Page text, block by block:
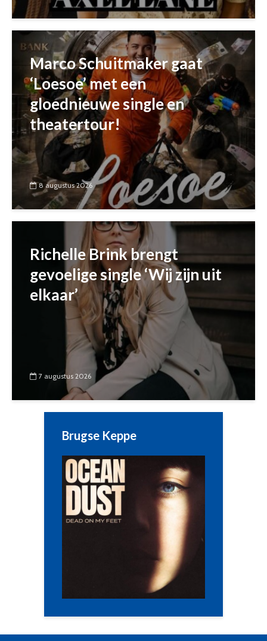
Marco Schuitmaker gaat
‘Loesoe’ met een
gloednieuwe single en
theatertour!
8 augustus 2026
Richelle Brink brengt
gevoelige single ‘Wij zijn uit
elkaar’
7 augustus 2026
Brugse Keppe